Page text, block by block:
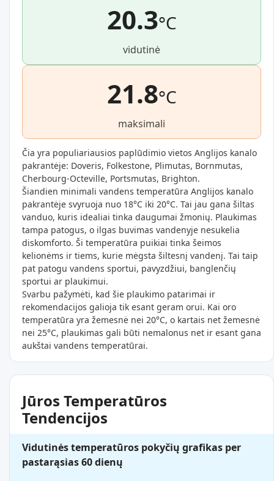
20.3°C
vidutinė
21.8°C
maksimali
Čia yra populiariausios paplūdimio vietos Anglijos kanalo
pakrantėje: Doveris, Folkestone, Plimutas, Bornmutas,
Cherbourg-Octeville, Portsmutas, Brighton.
Šiandien minimali vandens temperatūra Anglijos kanalo
pakrantėje svyruoja nuo 18°C iki 20°C. Tai jau gana šiltas
vanduo, kuris idealiai tinka daugumai žmonių. Plaukimas
tampa patogus, o ilgas buvimas vandenyje nesukelia
diskomforto. Ši temperatūra puikiai tinka šeimos
kelionėms ir tiems, kurie mėgsta šiltesnį vandenį. Tai taip
pat patogu vandens sportui, pavyzdžiui, banglenčių
sportui ar plaukimui.
Svarbu pažymėti, kad šie plaukimo patarimai ir
rekomendacijos galioja tik esant geram orui. Kai oro
temperatūra yra žemesnė nei 20°C, o kartais net žemesnė
nei 25°C, plaukimas gali būti nemalonus net ir esant gana
aukštai vandens temperatūrai.
Jūros Temperatūros
Tendencijos
Vidutinės temperatūros pokyčių grafikas per
pastarąsias 60 dienų